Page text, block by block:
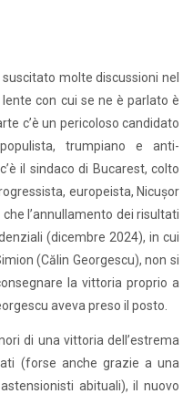
suscitato molte discussioni nel
lente con cui se ne è parlato è
c’è un pericoloso candidato
trumpiano e anti-
il sindaco di Bucarest, colto
europeista, Nicușor
l’annullamento dei risultati
(dicembre 2024), in cui
(Călin Georgescu), non si
la vittoria proprio a
aveva preso il posto.
di una vittoria dell’estrema
(forse anche grazie a una
abituali), il nuovo